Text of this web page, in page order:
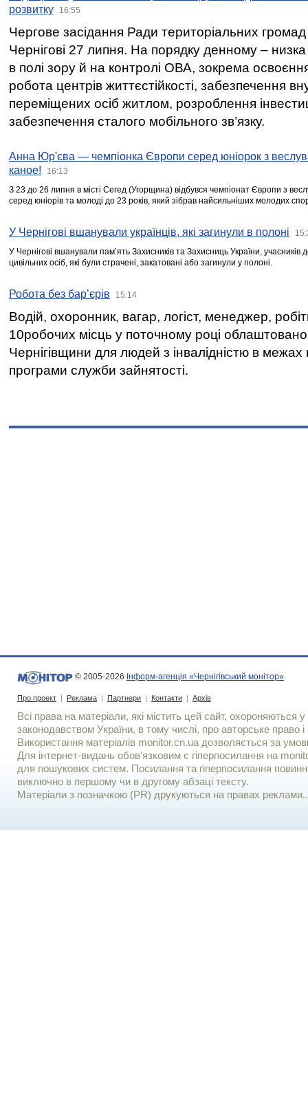
розвитку
16:55
Чергове засідання Ради територіальних громад
Чернігові 27 липня. На порядку денному –
в полі зору й на контролі ОВА, зокрема освоєння
робота центрів життєстійкості, забезпечення
переміщених осіб житлом, розроблення
забезпечення сталого мобільного зв’язку.
Анна Юр'єва — чемпіонка Європи серед юніорок з
каное!
16:13
З 23 до 26 липня в місті Сегед (Угорщина) відбувся чемпіонат Європи з
серед юніорів та молоді до 23 років, який зібрав найсильніших молодих
У Чернігові вшанували українців, які загинули в полоні
У Чернігові вшанували пам’ять Захисників та Захисниць України,
цивільних осіб, які були страчені, закатовані або загинули у полоні.
Робота без бар’єрів 15:14
Водій, охоронник, вагар, логіст, менеджер,
10робочих місць у поточному році
Чернігівщини для людей з інвалідністю в межах
програми служби зайнятості.
© 2005-2026 Інформ-агенція «Чернігівський монітор»
Про проект | Реклама | Партнери | Контакти | Архів
Всі права на матеріали, які містить цей сайт, охороняються у
законодавством України, в тому числі, про авторське право і
Використання матерiалiв monitor.cn.ua дозволяється за
Для iнтернет-видань обов'язковим є гiперпосилання на
для пошукових систем. Посилання та гіперпосилання
виключно в першому чи в другому абзаці тексту.
Матеріали з позначкою (PR) друкуються на правах реклами..